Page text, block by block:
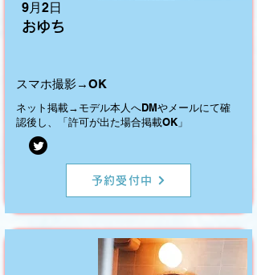
9月2日
おゆち
​スマホ撮影→OK
ネット掲載→モデル本人へDMやメールにて確
認後し、「許可が出た場合掲載OK」
予約受付中